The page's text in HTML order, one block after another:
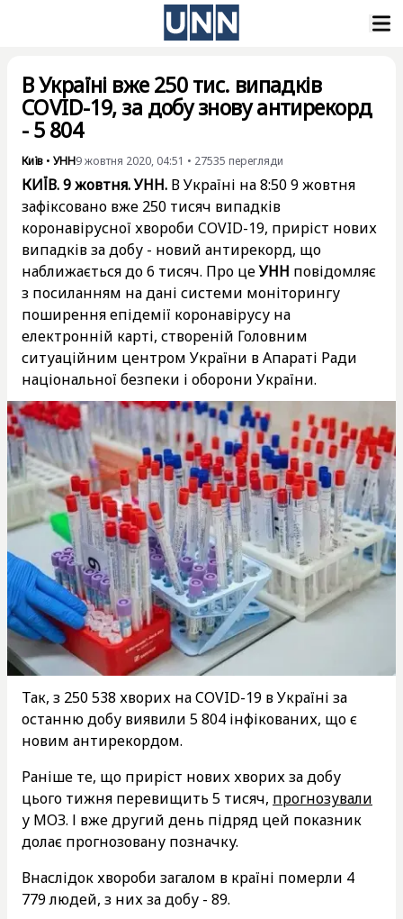
В Україні вже 250 тис. випадків
COVID-19, за добу знову антирекорд
- 5 804
Київ • УНН9 жовтня 2020, 04:51 • 27535 перегляди
КИЇВ. 9 жовтня. УНН. В Україні на 8:50 9 жовтня
зафіксовано вже 250 тисяч випадків
коронавірусної хвороби COVID-19, приріст нових
випадків за добу - новий антирекорд, що
наближається до 6 тисяч. Про цеУНН повідомляє
з посиланням на дані системи моніторингу
поширення епідемії коронавірусу на
електронній карті, створеній Головним
ситуаційним центром України в Апараті Ради
національної безпеки і оборони України.
Так, з 250 538 хворих на COVID-19 в Україні за
останню добу виявили 5 804 інфікованих, що є
новим антирекордом.
Раніше те, що приріст нових хворих за добу
цього тижня перевищить 5 тисяч, прогнозували
у МОЗ. І вже другий день підряд цей показник
долає прогнозовану позначку.
Внаслідок хвороби загалом в країні померли 4
779 людей, з них за добу - 89.